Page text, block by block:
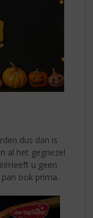
dus dan is
al het gegriezel
Heeft u geen
ook prima.